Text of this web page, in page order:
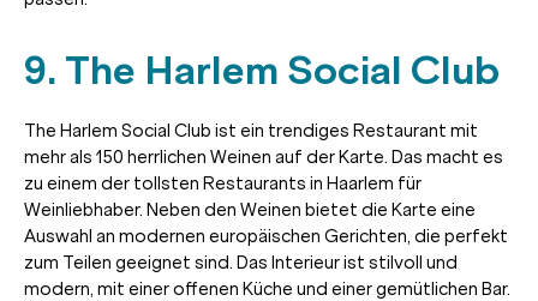
9. The Harlem Social Club
The Harlem Social Club ist ein trendiges Restaurant mit
mehr als 150 herrlichen Weinen auf der Karte. Das macht es
zu einem der tollsten Restaurants in Haarlem für
Weinliebhaber. Neben den Weinen bietet die Karte eine
Auswahl an modernen europäischen Gerichten, die perfekt
zum Teilen geeignet sind. Das Interieur ist stilvoll und
modern, mit einer offenen Küche und einer gemütlichen Bar.